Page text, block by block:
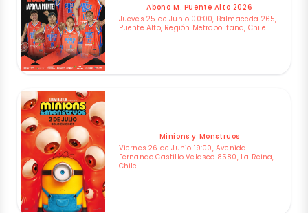
Abono M. Puente Alto 2026
Jueves 25 de Junio 00:00, Balmaceda 265,
Puente Alto, Región Metropolitana, Chile
Minions y Monstruos
Viernes 26 de Junio 19:00, Avenida
Fernando Castillo Velasco 8580, La Reina,
Chile